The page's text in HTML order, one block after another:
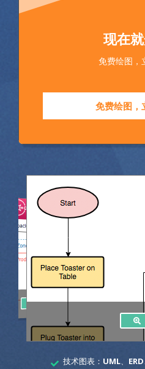
现在
免费绘图，
免费绘图，
技术图表： UML、 ERD